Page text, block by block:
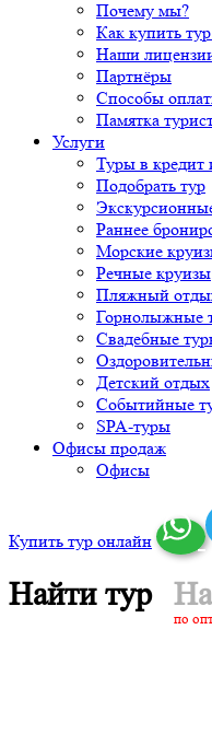
Почему мы?
Как купить
Наши
Партнёры
Способы
Памятка
Услуги
Туры в кредит
Подобрать тур
Раннее
Морские
Речные круизы
Пляжный
Горнолыжные
Свадебные
Детский отдых
Событийные
SPA-туры
Офисы продаж
Офисы
Купить тур онлайн
Найти тур
по